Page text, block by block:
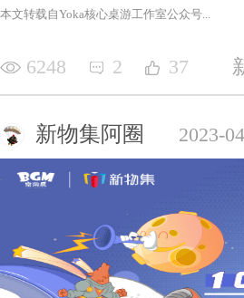
‍‍‍‍‍‍‍‍‍‍‍‍‍‍‍‍‍‍‍‍本文转载自Yoka核心桌游工作室公众号‍‍‍...
6248 2 37
新物集阿圈 2023-